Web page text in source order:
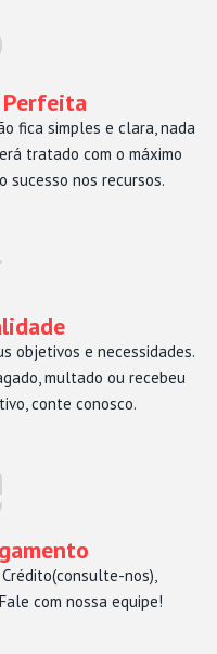
Perfeita
fica simples e clara, nada
tratado com o máximo
sucesso nos recursos.
objetivos e necessidades.
multado ou recebeu
conte conosco.
nos),
com nossa equipe!